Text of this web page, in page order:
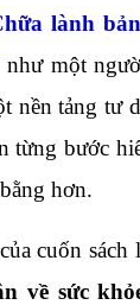
lành
như một
nền tảng tư
từng bước
hơn.
cuốn
về sức